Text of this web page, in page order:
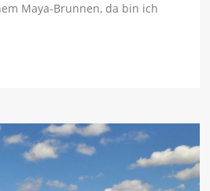
Maya-Brunnen, da bin ich